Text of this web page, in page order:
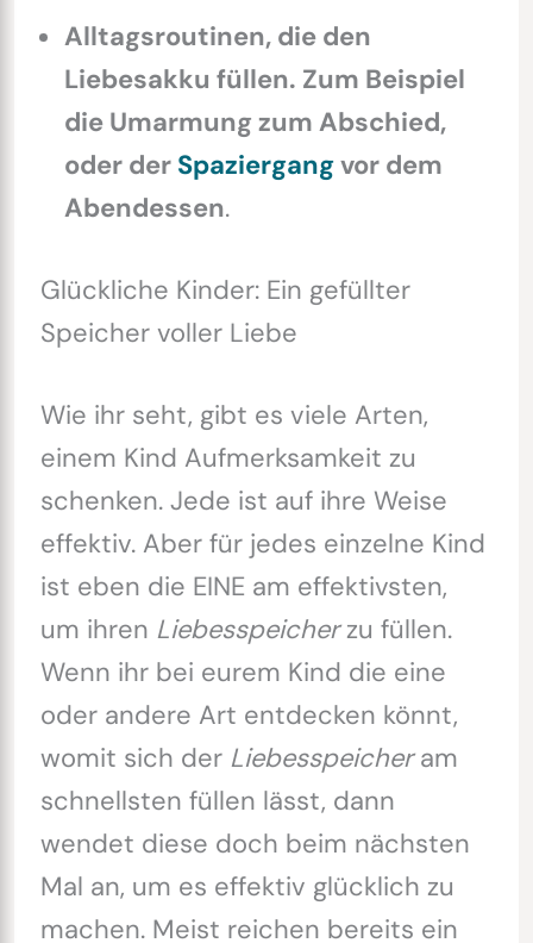
Alltagsroutinen, die den
Liebesakku füllen. Zum Beispiel
die Umarmung zum Abschied,
oder der Spaziergangvor dem
Abendessen.
Glückliche Kinder: Ein gefüllter
Speicher voller Liebe
Wie ihr seht, gibt es viele Arten,
einem Kind Aufmerksamkeit zu
schenken. Jede ist auf ihre Weise
effektiv. Aber für jedes einzelne Kind
ist eben die EINE am effektivsten,
um ihren Liebesspeicherzu füllen.
Wenn ihr bei eurem Kind die eine
oder andere Art entdecken könnt,
womit sich der Liebesspeicheram
schnellsten füllen lässt, dann
wendet diese doch beim nächsten
Mal an, um es effektiv glücklich zu
machen. Meist reichen bereits ein